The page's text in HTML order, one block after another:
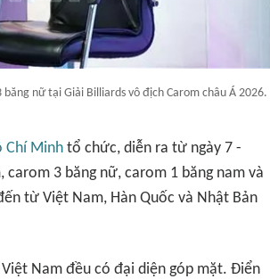
nữ tại Giải Billiards vô địch Carom châu Á 2026.
Chí Minh tổ chức, diễn ra từ ngày 7 -
3 băng nữ, carom 1 băng nam và
từ Việt Nam, Hàn Quốc và Nhật Bản
Nam đều có đại diện góp mặt. Điển